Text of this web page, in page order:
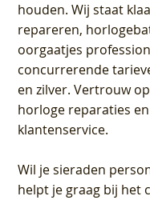
houden. Wij staat
repareren,
oorgaatjes
concurrerende
en zilver. Vertrouw
horloge reparaties
klantenservice.
Wil je sieraden
helpt je graag bij het